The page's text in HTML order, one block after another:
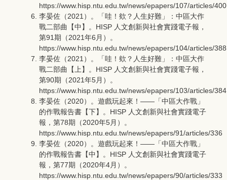
https://www.hisp.ntu.edu.tw/news/epapers/107/articles/400
李晏佐（2021）。「哇！欸？人生好難」：中區大作
戰二部曲【中】。HISP 人文創新與社會實踐電子報，
第91期（2021年6月）。
https://www.hisp.ntu.edu.tw/news/epapers/104/articles/388
李晏佐（2021）。「哇！欸？人生好難」：中區大作
戰二部曲【上】。HISP 人文創新與社會實踐電子報，
第90期（2021年5月）。
https://www.hisp.ntu.edu.tw/news/epapers/103/articles/384
李晏佐（2020）。遊戲玩起來！――「中區大作戰」
的作戰報告書【下】。HISP 人文創新與社會實踐電子
報，第78期（2020年5月）。
https://www.hisp.ntu.edu.tw/news/epapers/91/articles/336
李晏佐（2020）。遊戲玩起來！――「中區大作戰」
的作戰報告書【中】。HISP 人文創新與社會實踐電子
報，第77期（2020年4月）。
https://www.hisp.ntu.edu.tw/news/epapers/90/articles/333